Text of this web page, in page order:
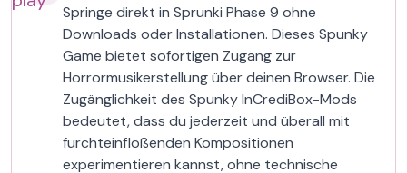
Springe direkt in Sprunki Phase 9 ohne
Downloads oder Installationen. Dieses Spunky
Game bietet sofortigen Zugang zur
Horrormusikerstellung über deinen Browser. Die
Zugänglichkeit des Spunky InCrediBox-Mods
bedeutet, dass du jederzeit und überall mit
furchteinflößenden Kompositionen
experimentieren kannst, ohne technische